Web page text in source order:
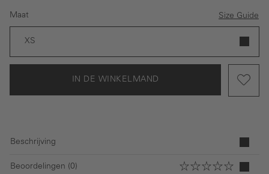
Maat Size Guide
XS
IN DE WINKELMAND
Beschrijving
Beoordelingen (0)